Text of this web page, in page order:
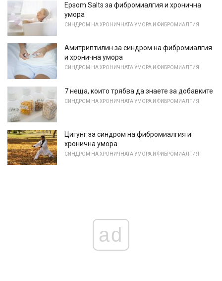
Epsom Salts за фибромиалгия и хронична
умора
СИНДРОМ НА ХРОНИЧНАТА УМОРА И ФИБРОМИАЛГИЯ
Амитриптилин за синдром на фибромиалгия
и хронична умора
СИНДРОМ НА ХРОНИЧНАТА УМОРА И ФИБРОМИАЛГИЯ
7 неща, които трябва да знаете за добавките
СИНДРОМ НА ХРОНИЧНАТА УМОРА И ФИБРОМИАЛГИЯ
Цигунг за синдром на фибромиалгия и
хронична умора
СИНДРОМ НА ХРОНИЧНАТА УМОРА И ФИБРОМИАЛГИЯ
ad